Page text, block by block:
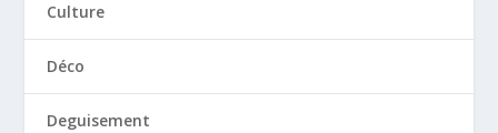
Culture
Déco
Deguisement